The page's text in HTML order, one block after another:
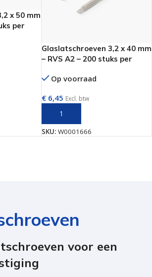
x 50 mm
per
Glaslatschroeven 3,2 x 40 mm
– RVS A2 – 200 stuks per
Op voorraad
€6,45 Excl. btw
SKU: W0001666
voor een